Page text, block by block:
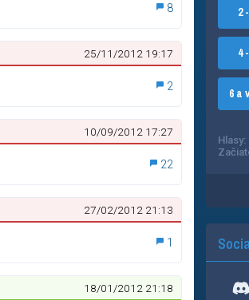
8
25/11/2012 19:17
2
10/09/2012 17:27
22
27/02/2012 21:13
1
18/01/2012 21:18
2
4
6 a
Hlasy: